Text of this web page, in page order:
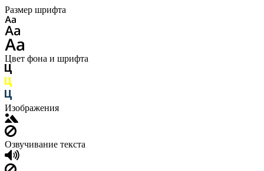
Размер шрифта
Цвет фона и шрифта
Изображения
Озвучивание текста